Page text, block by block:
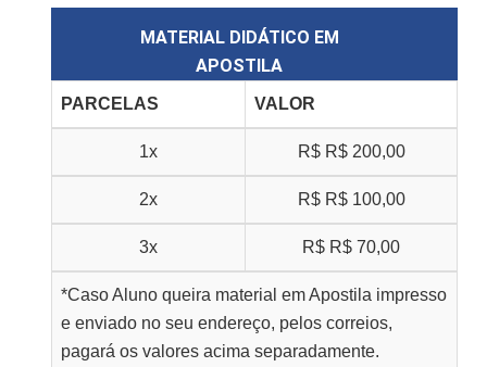
MATERIAL DIDÁTICO EM
APOSTILA
PARCELAS VALOR
1x R$ R$ 200,00
2x R$ R$ 100,00
3x R$ R$ 70,00
*Caso Aluno queira material em Apostila impresso
e enviado no seu endereço, pelos correios,
pagará os valores acima separadamente.